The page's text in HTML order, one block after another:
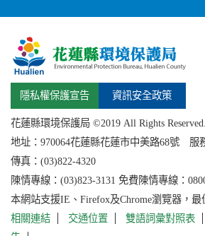
隱私權保護宣告 資訊安全政策
花蓮縣環境保護局 ©2019 All Rights Reserved.
地址： 970064花蓮縣花蓮市中美路68號 服
傳真：(03)822-4320
陳情專線：(03)823-3131 免費陳情專線：
本網站支援IE、Firefox及Chrome瀏覽器，最
相關連結
交通位置 雙語詞彙對照表